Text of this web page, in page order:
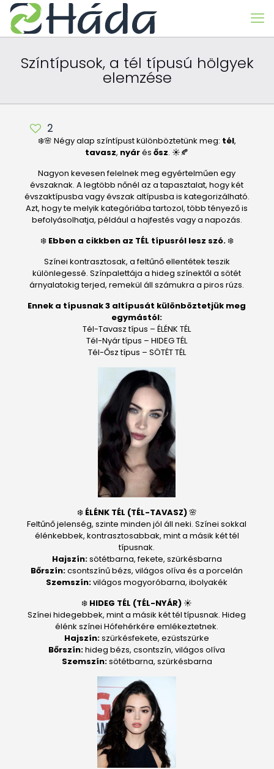
Színtípusok, a tél típusú hölgyek
elemzése
2
❄️🌸 Négy alap színtípust különböztetünk meg: tél,
tavasz, nyárésősz. ☀️🍂
Nagyon kevesen felelnek meg egyértelműen egy
évszaknak. A legtöbb nőnél az a tapasztalat, hogy két
évszaktípusba vagy évszak altípusba is kategorizálható.
Azt, hogy te melyik kategóriába tartozol, több tényező is
befolyásolhatja, például a hajfestés vagy a napozás.
❄️ Ebben a cikkben az TÉL típusról lesz szó.❄️
Színei kontrasztosak, a feltűnő ellentétek teszik
különlegessé. Színpalettája a hideg színektől a sötét
árnyalatokig terjed, remekül áll számukra a piros rúzs.
Ennek a típusnak 3 altípusát különböztetjük meg
egymástól:
Tél-Tavasz típus – ÉLÉNK TÉL
Tél-Nyár típus – HIDEG TÉL
Tél-Ősz típus – SÖTÉT TÉL
❄️ ÉLÉNK TÉL (TÉL-TAVASZ)🌸
Feltűnő jelenség, szinte minden jól áll neki. Színei sokkal
élénkebbek, kontrasztosabbak, mint a másik két tél
típusnak.
Hajszín:sötétbarna, fekete, szürkésbarna
Bőrszín:csontszínű bézs, világos olíva és a porcelán
Szemszín:világos mogyoróbarna, ibolyakék
❄️ HIDEG TÉL (TÉL-NYÁR) ☀️
Színei hidegebbek, mint a másik két tél típusnak. Hideg
élénk színei Hófehérkére emlékeztetnek.
Hajszín:szürkésfekete, ezüstszürke
Bőrszín:hideg bézs, csontszín, világos olíva
Szemszín:sötétbarna, szürkésbarna